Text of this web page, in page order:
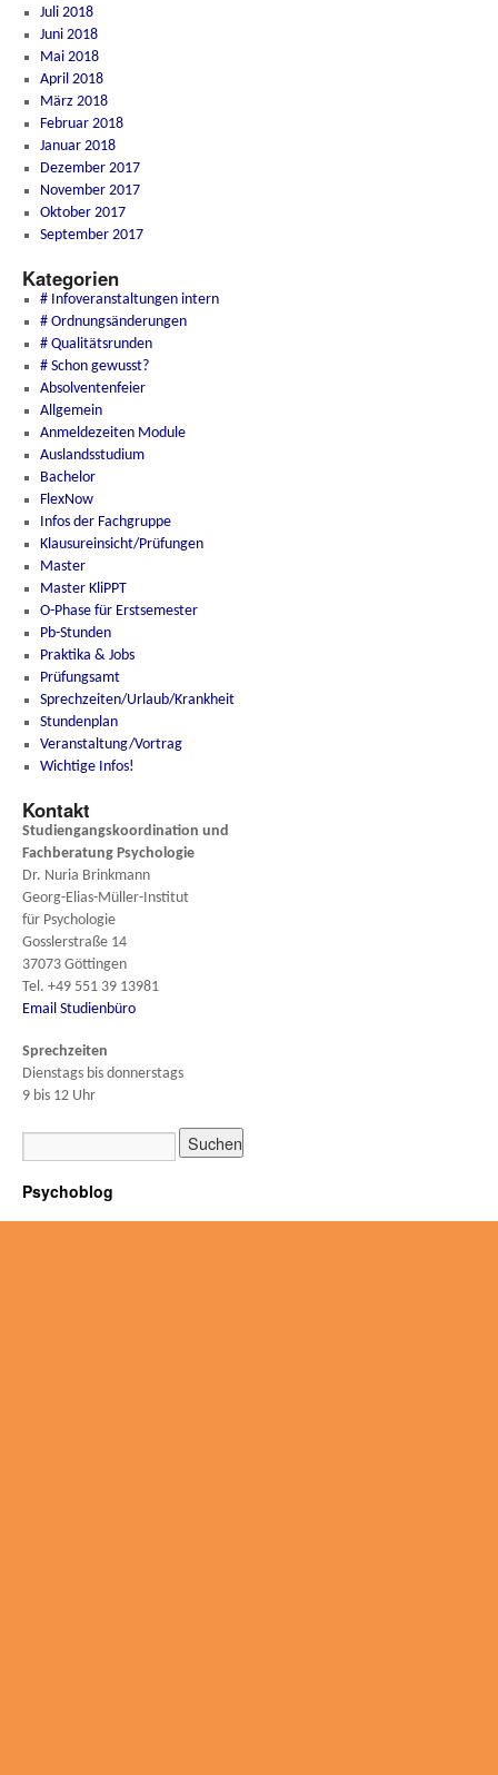
Juli 2018
Juni 2018
Mai 2018
April 2018
März 2018
Februar 2018
Januar 2018
Dezember 2017
November 2017
Oktober 2017
September 2017
Kategorien
# Infoveranstaltungen intern
# Ordnungsänderungen
# Qualitätsrunden
# Schon gewusst?
Absolventenfeier
Allgemein
Anmeldezeiten Module
Auslandsstudium
Bachelor
FlexNow
Infos der Fachgruppe
Klausureinsicht/Prüfungen
Master
Master KliPPT
O-Phase für Erstsemester
Pb-Stunden
Praktika & Jobs
Prüfungsamt
Sprechzeiten/Urlaub/Krankheit
Stundenplan
Veranstaltung/Vortrag
Wichtige Infos!
Kontakt
Studiengangskoordination und
Fachberatung Psychologie
Dr. Nuria Brinkmann
Georg-Elias-Müller-Institut
für Psychologie
Gosslerstraße 14
37073 Göttingen
Tel. +49 551 39 13981
Email Studienbüro
Sprechzeiten
Dienstags bis donnerstags
9 bis 12 Uhr
Psychoblog